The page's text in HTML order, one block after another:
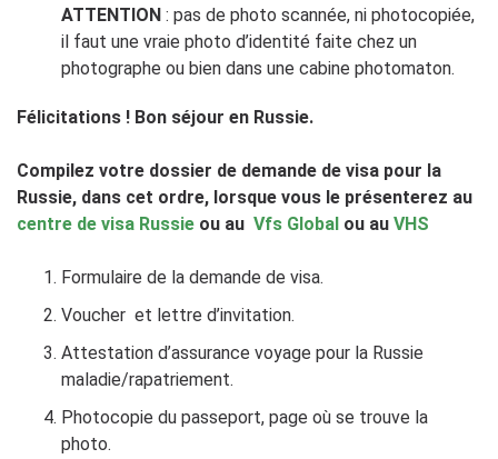
ATTENTION : pas de photo scannée, ni photocopiée,
il faut une vraie photo d’identité faite chez un
photographe ou bien dans une cabine photomaton.
Félicitations ! Bon séjour en Russie.
Compilez votre dossier de demande de visa pour la
Russie, dans cet ordre, lorsque vous le présenterez au
centre de visa Russie ou au Vfs Global ou au VHS
Formulaire de la demande de visa.
Voucher et lettre d’invitation.
Attestation d’assurance voyage pour la Russie
maladie/rapatriement.
Photocopie du passeport, page où se trouve la
photo.